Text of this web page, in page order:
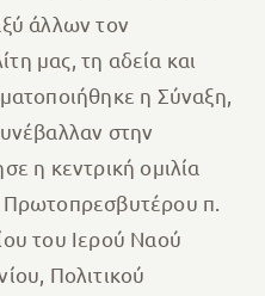
άλλων τον
μας, τη αδεία και
η Σύναξη,
στην
η κεντρική ομιλία
Πρωτοπρεσβυτέρου π.
του Ιερού Ναού
Πολιτικού